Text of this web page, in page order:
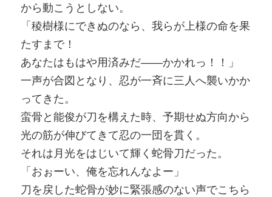
から動こうとしない。
「稜樹様にできぬのなら、我らが上様の命を果
たすまで！
あなたはもはや用済みだ――かかれっ！！」
一声が合図となり、忍が一斉に三人へ襲いかか
ってきた。
蛮骨と能俊が刀を構えた時、予期せぬ方向から
光の筋が伸びてきて忍の一団を貫く。
それは月光をはじいて輝く蛇骨刀だった。
「おぉーい、俺を忘れんなよー」
刀を戻した蛇骨が妙に緊張感のない声でこちら